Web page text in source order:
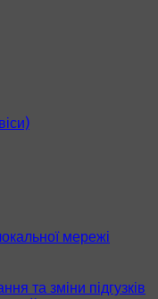
мережі
та зміни підгузків